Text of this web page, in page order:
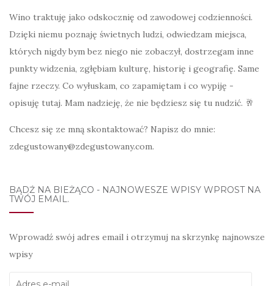
Wino traktuję jako odskocznię od zawodowej codzienności.
Dzięki niemu poznaję świetnych ludzi, odwiedzam miejsca,
których nigdy bym bez niego nie zobaczył, dostrzegam inne
punkty widzenia, zgłębiam kulturę, historię i geografię. Same
fajne rzeczy. Co wyłuskam, co zapamiętam i co wypiję -
opisuję tutaj. Mam nadzieję, że nie będziesz się tu nudzić. 🥂
Chcesz się ze mną skontaktować? Napisz do mnie:
zdegustowany@zdegustowany.com.
BĄDŹ NA BIEŻĄCO - NAJNOWESZE WPISY WPROST NA
TWÓJ EMAIL.
Wprowadź swój adres email i otrzymuj na skrzynkę najnowsze
wpisy
Adres